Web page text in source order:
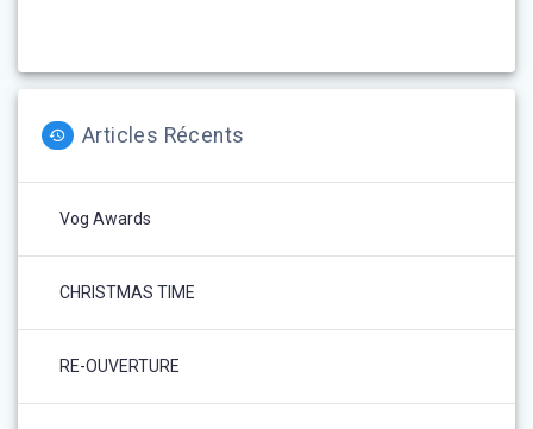
Articles Récents
Vog Awards
CHRISTMAS TIME
RE-OUVERTURE